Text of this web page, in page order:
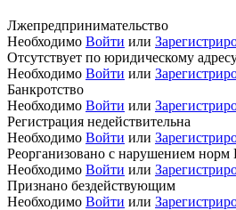
Лжепредпринимательство
Необходимо Войти или
Отсутствует по юридическому
Необходимо Войти или
Банкротство
Необходимо Войти или
Регистрация недействительна
Необходимо Войти или
Реорганизовано с нарушением норм
Необходимо Войти или
Признано бездействующим
Необходимо Войти или